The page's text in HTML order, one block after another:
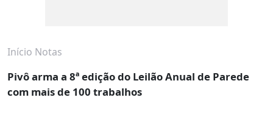
Início Notas
Pivô arma a 8ª edição do Leilão Anual de Parede
com mais de 100 trabalhos